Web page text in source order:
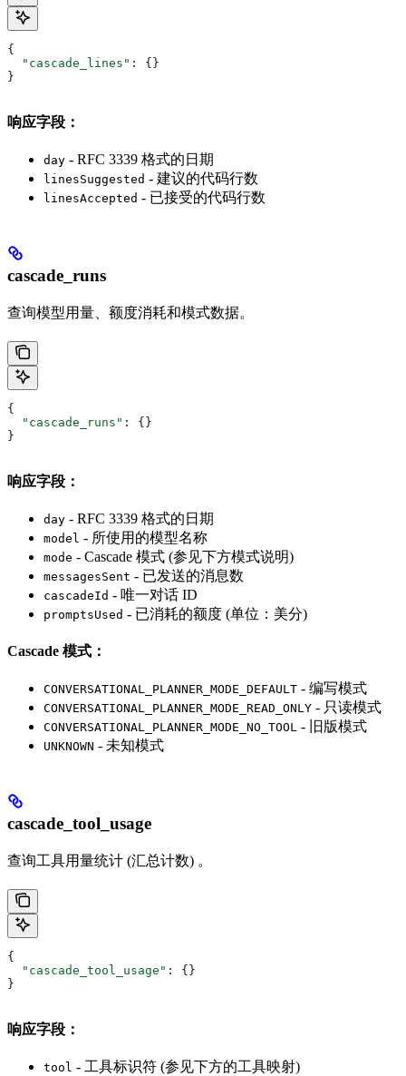
{
  "cascade_lines"
: {}
}
响应字段：
day - RFC 3339 格式的日期
linesSuggested - 建议的代码行数
linesAccepted - 已接受的代码行数
cascade_runs
查询模型用量、额度消耗和模式数据。
{
  "cascade_runs"
: {}
}
响应字段：
day - RFC 3339 格式的日期
model - 所使用的模型名称
mode - Cascade 模式 (参见下方模式说明)
messagesSent - 已发送的消息数
cascadeId - 唯一对话 ID
promptsUsed - 已消耗的额度 (单位：美分)
Cascade 模式：
CONVERSATIONAL_PLANNER_MODE_DEFAULT - 编写模式
CONVERSATIONAL_PLANNER_MODE_READ_ONLY - 只读模式
CONVERSATIONAL_PLANNER_MODE_NO_TOOL - 旧版模式
UNKNOWN - 未知模式
cascade_tool_usage
查询工具用量统计 (汇总计数) 。
{
  "cascade_tool_usage"
: {}
}
响应字段：
tool - 工具标识符 (参见下方的工具映射)